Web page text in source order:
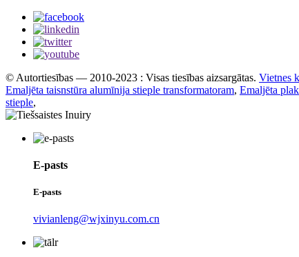
© Autortiesības — 2010-2023 : Visas tiesības aizsargātas. Vietnes
Emaljēta taisnstūra alumīnija stieple transformatoram, Emaljēta
stieple,
E-pasts
E-pasts
vivianleng@wjxinyu.com.cn